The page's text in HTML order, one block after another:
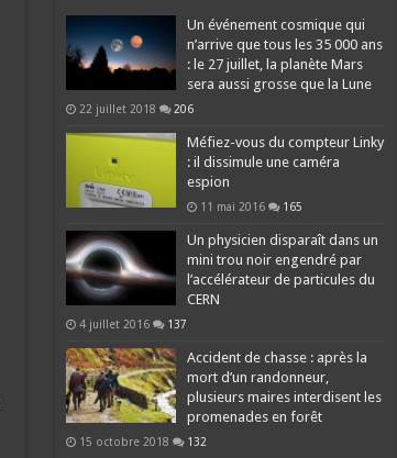
Un événement cosmique qui
n’arrive que tous les 35 000 ans
: le 27 juillet, la planète Mars
sera aussi grosse que la Lune
22 juillet 2018 206
Méfiez-vous du compteur Linky
: il dissimule une caméra
espion
11 mai 2016 165
Un physicien disparaît dans un
mini trou noir engendré par
l’accélérateur de particules du
CERN
4 juillet 2016 137
Accident de chasse : après la
mort d’un randonneur,
plusieurs maires interdisent les
promenades en forêt
15 octobre 2018 132